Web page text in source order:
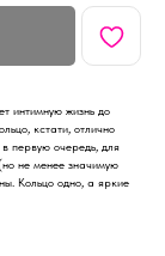
интимную жизнь до
кстати, отлично
первую очередь, для
не менее значимую
Кольцо одно, а яркие